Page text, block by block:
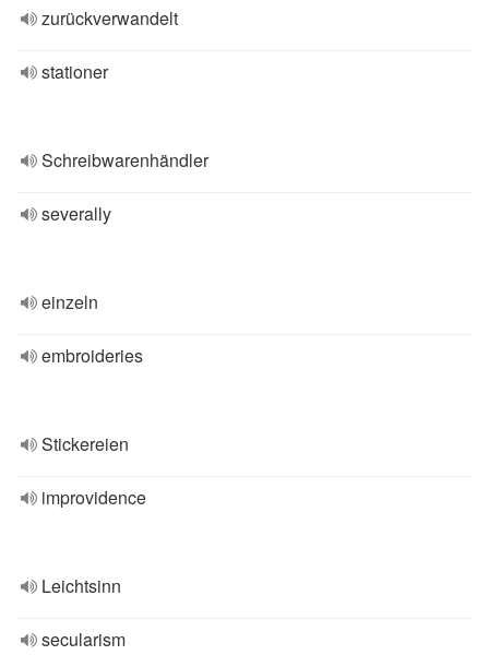
zurückverwandelt
stationer
Schreibwarenhändler
severally
einzeln
embroideries
Stickereien
improvidence
Leichtsinn
secularism